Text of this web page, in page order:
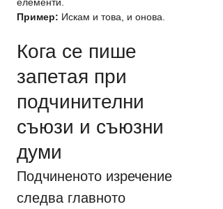
Пример: Искам и това, и онова.
Кога се пише
запетая при
подчинителни
съюзи и съюзни
думи
Подчиненото изречение
следва главното